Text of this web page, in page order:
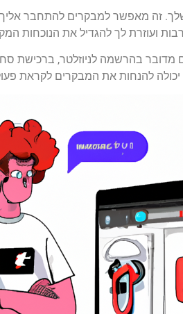
זה מאפשר למבקרים להתחבר
ועוזרת לך להגדיל את הנוכחות
בהרשמה לניוזלטר, ברכישת
להנחות את המבקרים לקראת